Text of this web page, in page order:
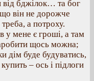
від бджілок… та бог
він не дорожче
а потроху.
у мене є гроші, а там
щось можна;
дім буде будуватись,
– ось і підлоги